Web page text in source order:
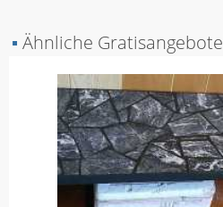
▪ Ähnliche Gratisangebote